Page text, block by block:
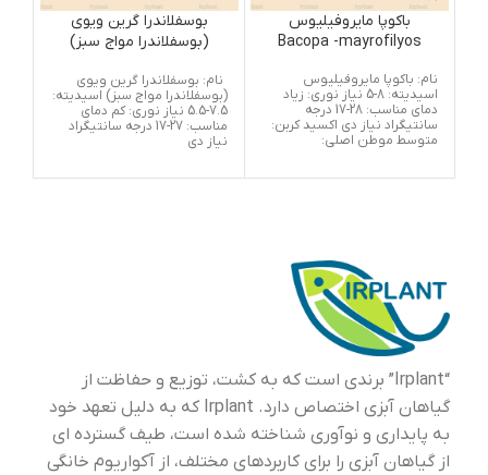
باکوپا مایروفیلیوس
Bacopa -mayrofilyos
نام: باکوپا مایروفیلیوس
اسیدیته: 8-5 نیاز نوری: زیاد
دمای مناسب: 28-17 درجه
سانتیگراد نیاز دی اکسید کربن:
متوسط موطن اصلی:
بوسفلاندرا گرین ویوی
(بوسفلاندرا مواج سبز)
Wavy
نام: بوسفلاندرا گرین ویوی
(بوسفلاندرا مواج سبز) اسیدیته:
7.5-5.5 نیاز نوری: کم دمای
مناسب: 27-17 درجه سانتیگراد
نیاز دی
“Irplant” برندی است که به کشت، توزیع و حفاظت از
گیاهان آبزی اختصاص دارد. Irplant که به دلیل تعهد خود
به پایداری و نوآوری شناخته شده است، طیف گسترده ای
از گیاهان آبزی را برای کاربردهای مختلف، از آکواریوم خانگی